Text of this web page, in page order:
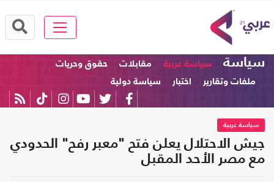
سياسة سياسة عربية مقابلات
حقوق وحريات
ملفات وتقارير
اختبار سياسة دولية
سياسة عربية
جيش الاحتلال يعلن فتح "معبر رفح" الحدودي
مع مصر الأحد المقبل